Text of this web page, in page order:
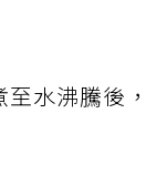
水沸騰後，